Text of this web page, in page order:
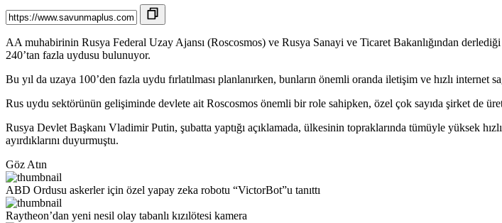
AA muhabirinin Rusya Federal Uzay Ajansı (Roscosmos) ve Rusya Sanayi ve Ticaret Bakanlığından
240’tan fazla uydusu bulunuyor.
Bu yıl da uzaya 100’den fazla uydu fırlatılması planlanırken, bunların önemli oranda iletişim ve hızlı internet
Rus uydu sektörünün gelişiminde devlete ait Roscosmos önemli bir role sahipken, özel çok sayıda şirket de
Rusya Devlet Başkanı Vladimir Putin, şubatta yaptığı açıklamada, ülkesinin topraklarında tümüyle yüksek
ayırdıklarını duyurmuştu.
Göz Atın
ABD Ordusu askerler için özel yapay zeka robotu “VictorBot”u tanıttı
Raytheon’dan yeni nesil olay tabanlı kızılötesi kamera